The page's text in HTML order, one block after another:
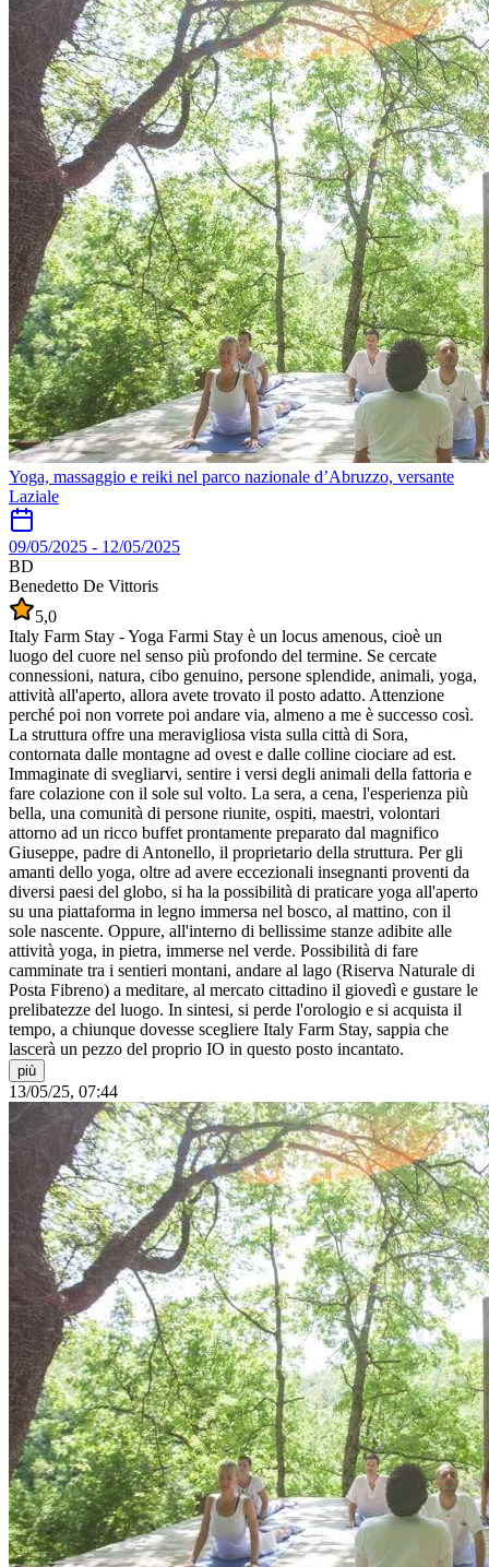
Yoga, massaggio e reiki nel parco nazionale d’Abruzzo, versante
Laziale
09/05/2025 - 12/05/2025
BD
Benedetto De Vittoris
5,0
Italy Farm Stay - Yoga Farmi Stay è un locus amenous, cioè un
luogo del cuore nel senso più profondo del termine. Se cercate
connessioni, natura, cibo genuino, persone splendide, animali, yoga,
attività all'aperto, allora avete trovato il posto adatto. Attenzione
perché poi non vorrete poi andare via, almeno a me è successo così.
La struttura offre una meravigliosa vista sulla città di Sora,
contornata dalle montagne ad ovest e dalle colline ciociare ad est.
Immaginate di svegliarvi, sentire i versi degli animali della fattoria e
fare colazione con il sole sul volto. La sera, a cena, l'esperienza più
bella, una comunità di persone riunite, ospiti, maestri, volontari
attorno ad un ricco buffet prontamente preparato dal magnifico
Giuseppe, padre di Antonello, il proprietario della struttura. Per gli
amanti dello yoga, oltre ad avere eccezionali insegnanti proventi da
diversi paesi del globo, si ha la possibilità di praticare yoga all'aperto
su una piattaforma in legno immersa nel bosco, al mattino, con il
sole nascente. Oppure, all'interno di bellissime stanze adibite alle
attività yoga, in pietra, immerse nel verde. Possibilità di fare
camminate tra i sentieri montani, andare al lago (Riserva Naturale di
Posta Fibreno) a meditare, al mercato cittadino il giovedì e gustare le
prelibatezze del luogo. In sintesi, si perde l'orologio e si acquista il
tempo, a chiunque dovesse scegliere Italy Farm Stay, sappia che
lascerà un pezzo del proprio IO in questo posto incantato.
più
13/05/25, 07:44